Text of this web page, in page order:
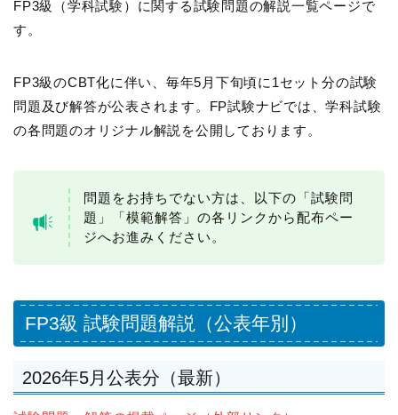
FP3級（学科試験）に関する試験問題の解説一覧ページで
す。
FP3級のCBT化に伴い、毎年5月下旬頃に1セット分の試験
問題及び解答が公表されます。FP試験ナビでは、学科試験
の各問題のオリジナル解説を公開しております。
問題をお持ちでない方は、以下の「試験問
題」「模範解答」の各リンクから配布ペー
ジへお進みください。
FP3級 試験問題解説（公表年別）
2026年5月公表分（最新）